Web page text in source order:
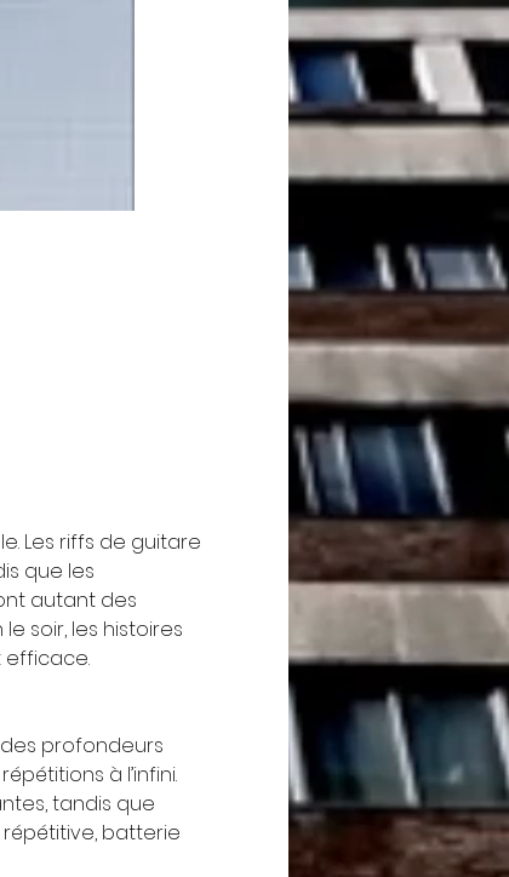
Les riffs de guitare
que les
autant des
soir, les histoires
efficace.
profondeurs
à l’infini.
tandis que
batterie